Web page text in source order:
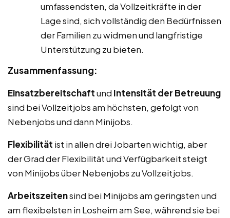
umfassendsten, da Vollzeitkräfte in der
Lage sind, sich vollständig den Bedürfnissen
der Familien zu widmen und langfristige
Unterstützung zu bieten.
Zusammenfassung:
Einsatzbereitschaftund Intensität der Betreuung
sind bei Vollzeitjobs am höchsten, gefolgt von
Nebenjobs und dann Minijobs.
Flexibilität ist in allen drei Jobarten wichtig, aber
der Grad der Flexibilität und Verfügbarkeit steigt
von Minijobs über Nebenjobs zu Vollzeitjobs.
Arbeitszeitensind bei Minijobs am geringsten und
am flexibelsten in Losheim am See, während sie bei